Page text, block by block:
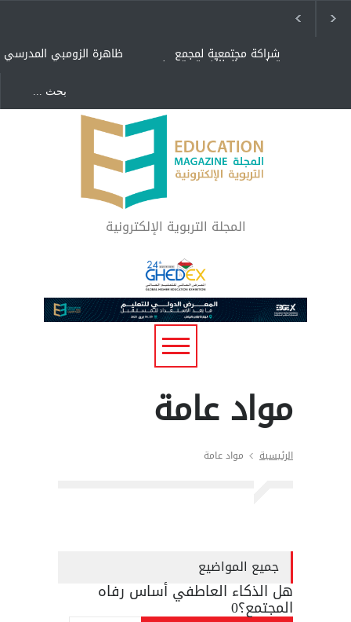
ظاهرة الزومبي المدرسي شراكة مجتمعية لمجمع
تعليمي بالطائف تستهدف
"كنت أنضرب ومافيني إلا
العافية" هل هذا مبرر
لاستمرار أسلوب التربية
المتوارث؟
لماذا تعد برامج توعية الأطفال
بخصوصية الجسد وقاية لا
فضول؟
المجلة التربوية الإلكترونية
مواد عامة
الرئيسية مواد عامة
جميع المواضيع
هل الذكاء العاطفي أساس رفاه
المجتمع؟0